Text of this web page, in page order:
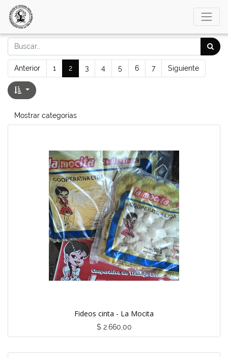
Anterior 1 2 3 4 5 6 7 Siguiente
Mostrar categorías
Fideos cinta - La Mocita
$ 2.660,00